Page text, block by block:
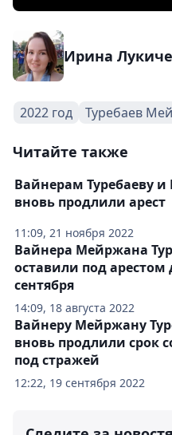
Ирина
2022 год Туребаев
Читайте также
11:09, 21 ноября 2022
Вайнерам Туребаеву
вновь продлили арест
14:09, 18 августа 2022
Вайнера Мейржана
оставили под арестом
сентября
12:22, 19 сентября 2022
Вайнеру Мейржану
вновь продлили срок
под стражей